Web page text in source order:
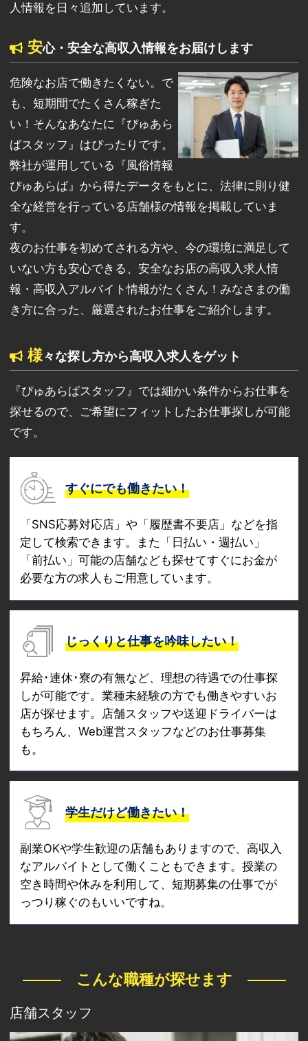
人情報を日々追加しています。
安心・安全な高収入情報をお届けします
危険なお店で働きたくない。で
も、短期間でたくさん稼ぎた
い！そんなあなたに『ぴゅあら
ばスタッフ』はぴったりです。
弊社が運用している『風俗情報
ぴゅあらば』から得たデータをもとに、法律に則り健
全な経営を行っている店舗様の情報を掲載していま
す。
夜のお仕事を初めてされる方や、今の環境に満足して
いない方も安心できる、安全なお店の高収入求人情
報・高収入アルバイト情報がたくさん！みなさまの働
き方に合った、厳選されたお仕事をご紹介します。
様々な探し方から高収入求人をゲット
『ぴゅあらばスタッフ』では細かい条件からお仕事を
探せるので、ご希望にフィットしたお仕事探しが可能
です。
すぐにでも働きたい！
「SNS応募対応店」や「履歴書不要店」などを指
定して検索できます。また「日払い・週払い」
「前払い」可能の店舗なども探せてすぐにお金が
必要な方の求人もご用意しています。
じっくりと仕事を吟味したい！
昇給･連休･寮の有無など、理想の待遇での仕事探
しが可能です。業種未経験の方でも働きやすいお
店が探せます。店舗スタッフや送迎ドライバーは
もちろん、Web運営スタッフなどのお仕事募集
も。
学生だけど働きたい！
副業OKや学生歓迎の店舗もありますので、高収入
なアルバイトとして働くこともできます。授業の
空き時間や休みを利用して、短期募集の仕事でが
っつり稼ぐのもいいですね。
こんな職種が探せます
店舗スタッフ